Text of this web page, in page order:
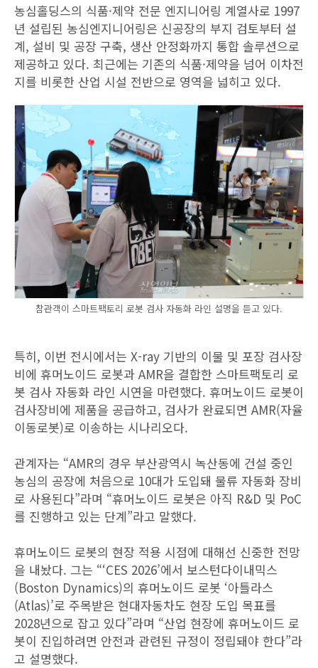
농심홀딩스의 식품·제약 전문 엔지니어링 계열사로 1997
년 설립된 농심엔지니어링은 신공장의 부지 검토부터 설
계, 설비 및 공장 구축, 생산 안정화까지 통합 솔루션으로
제공하고 있다. 최근에는 기존의 식품·제약을 넘어 이차전
지를 비롯한 산업 시설 전반으로 영역을 넓히고 있다.
참관객이 스마트팩토리 로봇 검사 자동화 라인 설명을 듣고 있다.
특히, 이번 전시에서는 X-ray 기반의 이물 및 포장 검사장
비에 휴머노이드 로봇과 AMR을 결합한 스마트팩토리 로
봇 검사 자동화 라인 시연을 마련했다. 휴머노이드 로봇이
검사장비에 제품을 공급하고, 검사가 완료되면 AMR(자율
이동로봇)로 이송하는 시나리오다.
관계자는 “AMR의 경우 부산광역시 녹산동에 건설 중인
농심의 공장에 처음으로 10대가 도입돼 물류 자동화 장비
로 사용된다”라며 “휴머노이드 로봇은 아직 R&D 및 PoC
를 진행하고 있는 단계”라고 말했다.
휴머노이드 로봇의 현장 적용 시점에 대해선 신중한 전망
을 내놨다. 그는 “‘CES 2026’에서 보스턴다이내믹스
(Boston Dynamics)의 휴머노이드 로봇 ‘아틀라스
(Atlas)’로 주목받은 현대자동차도 현장 도입 목표를
2028년으로 잡고 있다”라며 “산업 현장에 휴머노이드 로
봇이 진입하려면 안전과 관련된 규정이 정립돼야 한다”라
고 설명했다.